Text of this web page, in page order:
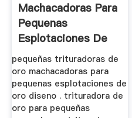
Machacadoras Para
Pequenas
Esplotaciones De
Oro Diseno ...
pequeñas trituradoras de
oro machacadoras para
pequenas esplotaciones de
oro diseno . trituradora de
oro para pequeñas